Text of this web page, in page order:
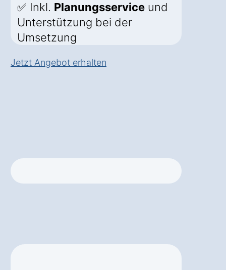
✅ Inkl. Planungsservice und
Unterstützung bei der
Umsetzung
Jetzt Angebot erhalten